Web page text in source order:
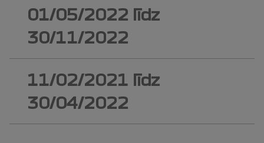
01/05/2022 līdz
30/11/2022
11/02/2021 līdz
30/04/2022